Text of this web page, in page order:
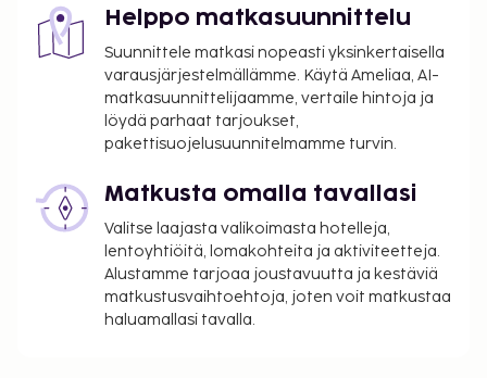
Helppo matkasuunnittelu
Suunnittele matkasi nopeasti yksinkertaisella
varausjärjestelmällämme. Käytä Ameliaa, AI-
matkasuunnittelijaamme, vertaile hintoja ja
löydä parhaat tarjoukset,
pakettisuojelusuunnitelmamme turvin.
Matkusta omalla tavallasi
Valitse laajasta valikoimasta hotelleja,
lentoyhtiöitä, lomakohteita ja aktiviteetteja.
Alustamme tarjoaa joustavuutta ja kestäviä
matkustusvaihtoehtoja, joten voit matkustaa
haluamallasi tavalla.